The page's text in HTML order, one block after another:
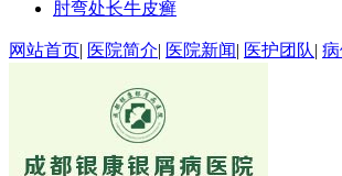
肘弯处长牛皮癣
网站首页| 医院简介| 医院新闻| 医护团队|